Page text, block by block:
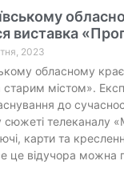
виставка
2023
обласному
містом».
до
телеканалу
карти та
це відучора можна